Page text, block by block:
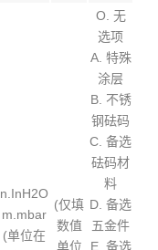
n.InH2O
m.mbar
(单位在
(仅填
数值
单位
O. 无
选项
A. 特殊
涂层
B. 不锈
钢砝码
C. 备选
砝码材
料
D. 备选
五金件
E. 备选